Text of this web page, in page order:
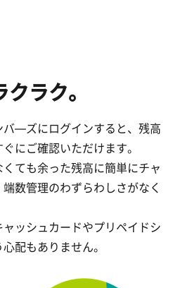
ラク。
バ―ズにログインすると、残高
にご確認いただけます。
ても余った残高に簡単にチャ
数管理のわずらわしさがなく
ッシュカードやプリペイドシ
配もありません。